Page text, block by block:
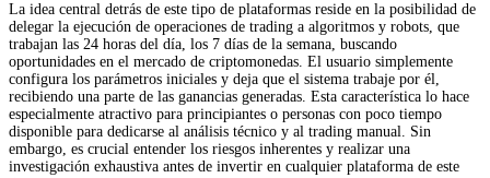
La idea central detrás de este tipo de plataformas reside en la posibilidad de
delegar la ejecución de operaciones de trading a algoritmos y robots, que
trabajan las 24 horas del día, los 7 días de la semana, buscando
oportunidades en el mercado de criptomonedas. El usuario simplemente
configura los parámetros iniciales y deja que el sistema trabaje por él,
recibiendo una parte de las ganancias generadas. Esta característica lo hace
especialmente atractivo para principiantes o personas con poco tiempo
disponible para dedicarse al análisis técnico y al trading manual. Sin
embargo, es crucial entender los riesgos inherentes y realizar una
investigación exhaustiva antes de invertir en cualquier plataforma de este